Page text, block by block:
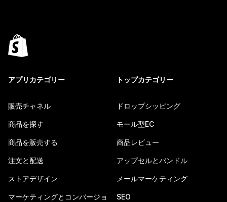
アプリカテゴリー
販売チャネル
商品を探す
商品を販売する
注文と配送
ストアデザイン
マーケティングとコンバージョ
トップカテゴリー
ドロップシッピング
モール型EC
商品レビュー
アップセルとバンドル
メールマーケティング
SEO